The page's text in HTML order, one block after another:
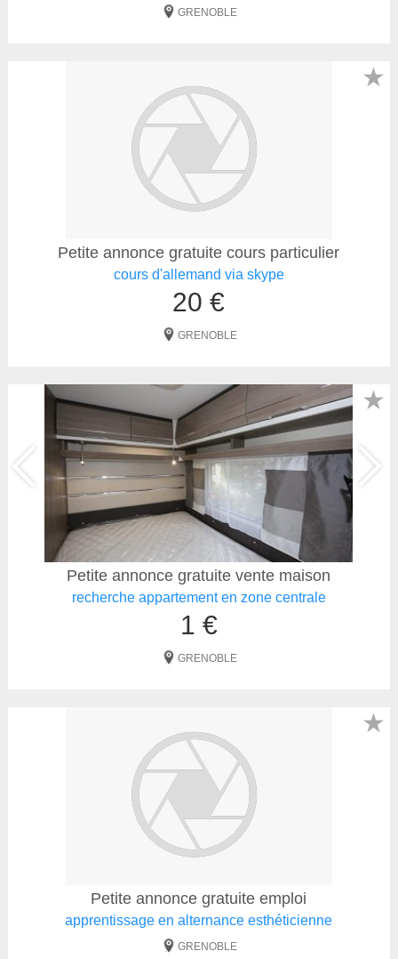
GRENOBLE
Petite annonce gratuite cours particulier
cours d'allemand via skype
20 €
GRENOBLE
★
Petite annonce gratuite vente maison
recherche appartement en zone centrale
1 €
GRENOBLE
★
Petite annonce gratuite emploi
apprentissage en alternance esthéticienne
GRENOBLE
★